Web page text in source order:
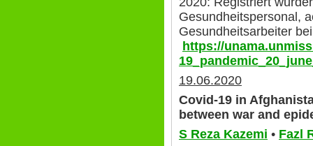
Gesundheitspersonal,
Gesundheitsarbeiter
https://
19.06.2020
Covid-19 in
between war and
S Reza Kazemi • Fazl